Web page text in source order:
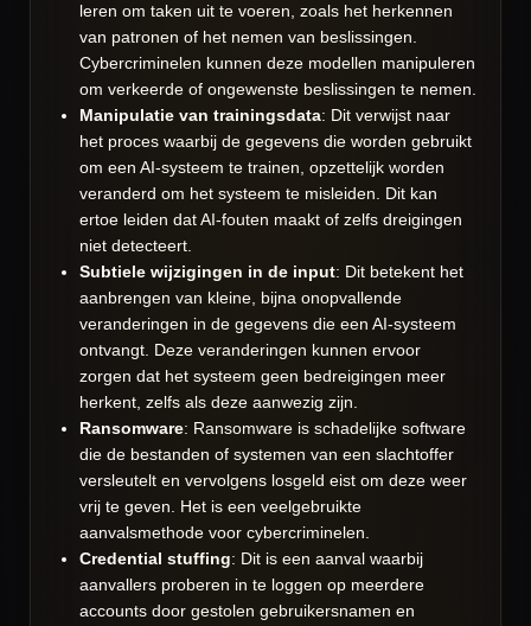
leren om taken uit te voeren, zoals het herkennen
van patronen of het nemen van beslissingen.
Cybercriminelen kunnen deze modellen manipuleren
om verkeerde of ongewenste beslissingen te nemen.
Manipulatie van trainingsdata: Dit verwijst naar
het proces waarbij de gegevens die worden gebruikt
om een AI-systeem te trainen, opzettelijk worden
veranderd om het systeem te misleiden. Dit kan
ertoe leiden dat AI-fouten maakt of zelfs dreigingen
niet detecteert.
Subtiele wijzigingen in de input: Dit betekent het
aanbrengen van kleine, bijna onopvallende
veranderingen in de gegevens die een AI-systeem
ontvangt. Deze veranderingen kunnen ervoor
zorgen dat het systeem geen bedreigingen meer
herkent, zelfs als deze aanwezig zijn.
Ransomware: Ransomware is schadelijke software
die de bestanden of systemen van een slachtoffer
versleutelt en vervolgens losgeld eist om deze weer
vrij te geven. Het is een veelgebruikte
aanvalsmethode voor cybercriminelen.
Credential stuffing: Dit is een aanval waarbij
aanvallers proberen in te loggen op meerdere
accounts door gestolen gebruikersnamen en